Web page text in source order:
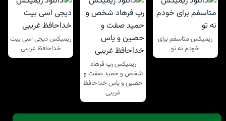
ریمیکس متاسفم برای
خودم نه تو
ریمیکس رپ فرهاد
شخص و حمید صفت و
حصین و یاس خداحافظ
غریبی
ریمیکس دیجی اسی بیت
خداحافظ غریبی